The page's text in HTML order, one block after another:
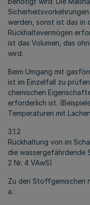
werden, sonst ist das in
Rückhaltevermögen
ist das Volumen, das
wird.
Beim Umgang mit
ist im Einzelfall zu
chemischen
erforderlich ist.
Temperaturen mit
3.1.2
Rückhaltung von im
die wassergefährdende
2 Nr. 4 VAwS)
Zu den Stoffgemischen
a.: